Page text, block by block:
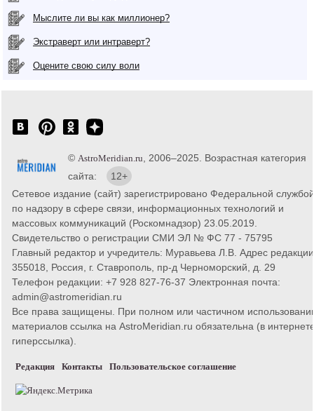
Мыслите ли вы как миллионер?
Экстраверт или интраверт?
Оцените свою силу воли
© AstroMeridian.ru , 2006–2025. Возрастная категория
сайта:
12+
Сетевое издание (сайт) зарегистрировано Федеральной службой
по надзору в сфере связи, информационных технологий и
массовых коммуникаций (Роскомнадзор) 23.05.2019.
Свидетельство о регистрации СМИ ЭЛ № ФС 77 - 75795
Главный редактор и учредитель: Муравьева Л.В. Адрес
355018, Россия, г. Ставрополь, пр-д Черноморский, д. 29
Телефон редакции: +7 928 827-76-37 Электронная почта:
admin@astromeridian.ru
Все права защищены. При полном или частичном
материалов ссылка на AstroMeridian.ru обязательна (в
гиперссылка).
Редакция Контакты Пользовательское соглашение